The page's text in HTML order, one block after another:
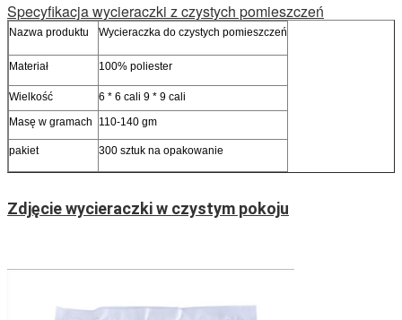
Specyfikacja wycieraczki z czystych pomieszczeń
Nazwa produktu Wycieraczka do czystych pomieszczeń
Materiał 100% poliester
Wielkość
6 * 6 cali 9 * 9 cali
Masę w gramach
110-140 gm
pakiet 300 sztuk na opakowanie
Zdjęcie wycieraczki w czystym pokoju